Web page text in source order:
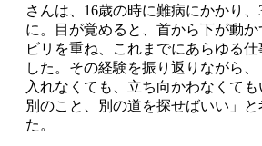
さんは、16歳の時に難病にかかり
に。目が覚めると、首から下が動
ビリを重ね、これまでにあらゆる仕
した。その経験を振り返りながら
入れなくても、立ち向かわなくても
別のこと、別の道を探せばいい」
た。